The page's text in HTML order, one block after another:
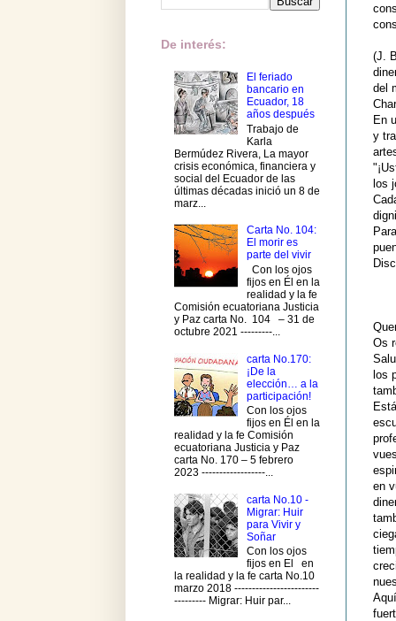
(J.
del
En
y
los
Os
los
en
De interés:
El feriado
bancario en
Ecuador, 18
años después
Trabajo de
Karla
Bermúdez Rivera, La mayor
crisis económica, financiera y
social del Ecuador de las
últimas décadas inició un 8 de
marz...
Carta No. 104:
El morir es
parte del vivir
Con los ojos
fijos en Él en la
realidad y la fe
Comisión ecuatoriana Justicia
y Paz carta No. 104 – 31 de
octubre 2021 ---------...
carta No.170:
¡De la
elección… a la
participación!
Con los ojos
fijos en Él en la
realidad y la fe Comisión
ecuatoriana Justicia y Paz
carta No. 170 – 5 febrero
2023 ------------------...
carta No.10 -
Migrar: Huir
para Vivir y
Soñar
Con los ojos
fijos en El en
la realidad y la fe carta No.10
marzo 2018 ------------------------
--------- Migrar: Huir par...